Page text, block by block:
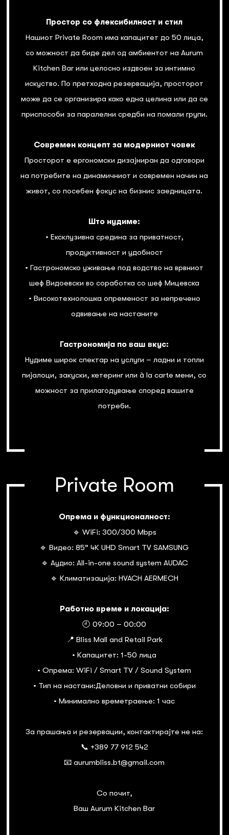
Простор со флексибилност и стил
Нашиот Private Room има капацитет до 50 лица,
со можност да биде дел од амбиентот на Aurum
Kitchen Bar или целосно издвоен за интимно
искуство. По претходна резервација, просторот
може да се организира како една целина или да се
приспособи за паралелни средби на помали групи.
Современ концепт за модерниот човек
Просторот е ергономски дизајниран да одговори
на потребите на динамичниот и современ начин на
живот, со посебен фокус на бизнис заедницата.
Што нудиме:
• Ексклузивна средина за приватност,
продуктивност и удобност
• Гастрономско уживање под водство на врвниот
шеф Видоевски во соработка со шеф Мицевска
• Високотехнолошка опременост за непречено
одвивање на настаните
Гастрономија по ваш вкус:
Нудиме широк спектар на услуги – ладни и топли
пијалоци, закуски, кетеринг или à la carte мени, со
можност за прилагодување според вашите
потреби.
Private Room
Опрема и функционалност:
🔹 WiFi: 300/300 Mbps
🔹 Видео: 85” 4К UHD Smart TV SAMSUNG
🔹 Аудио: All-in-one sound system AUDAC
🔹 Климатизација: HVACH AERMECH
Работно време и локација:
🕘 09:00 – 00:00
📍 Bliss Mall and Retail Park
• Капацитет: 1-50 лица
• Опрема: WiFi / Smart TV / Sound System
• Тип на настани:Деловни и приватни собири
• Минимално времетраење: 1 час
За прашања и резервации, контактирајте не на:
📞 +389 77 912 542
📧 aurumbliss.bt@gmail.com
Со почит,
Ваш Aurum Kitchen Bar